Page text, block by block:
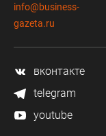
info@business-
gazeta.ru
вконтакте
telegram
youtube